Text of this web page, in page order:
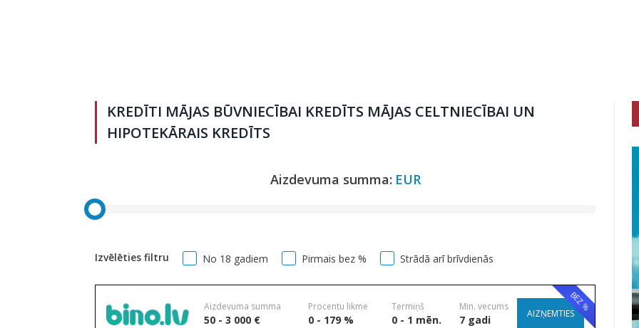
KREDĪTI MĀJAS BŪVNIECĪBAI KREDĪTS MĀJAS CELTNIECĪBAI UN
HIPOTEKĀRAIS KREDĪTS
Aizdevuma summa: EUR
Izvēlēties filtru No 18 gadiem Pirmais bez % Strādā arī brīvdienās
BEZ %
Aizdevuma summa
50 - 3 000 €
Procentu likme
0 - 179 %
Termiņš
0 - 1 mēn.
Min. vecums
7 gadi AIZŅEMTIES